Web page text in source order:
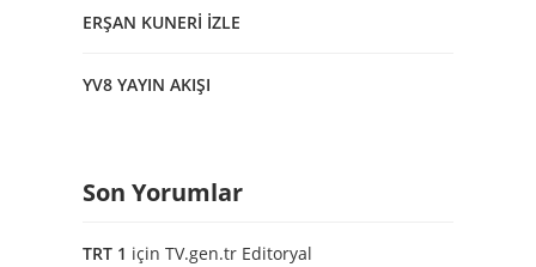
ERŞAN KUNERİ İZLE
YV8 YAYIN AKIŞI
Son Yorumlar
TRT 1 için TV.gen.tr Editoryal